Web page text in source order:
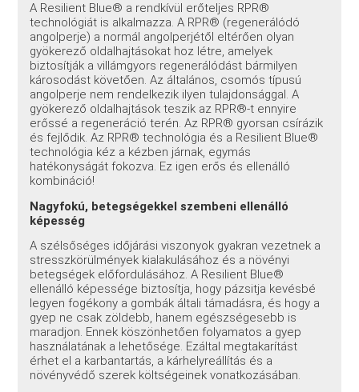
A Resilient Blue® a rendkívül erőteljes RPR®
technológiát is alkalmazza. A RPR® (regenerálódó
angolperje) a normál angolperjétől eltérően olyan
gyökerező oldalhajtásokat hoz létre, amelyek
biztosítják a villámgyors regenerálódást bármilyen
károsodást követően. Az általános, csomós típusú
angolperje nem rendelkezik ilyen tulajdonsággal. A
gyökerező oldalhajtások teszik az RPR®-t ennyire
erőssé a regeneráció terén. Az RPR® gyorsan csírázik
és fejlődik. Az RPR® technológia és a Resilient Blue®
technológia kéz a kézben járnak, egymás
hatékonyságát fokozva. Ez igen erős és ellenálló
kombináció!
Nagyfokú, betegségekkel szembeni ellenálló
képesség
A szélsőséges időjárási viszonyok gyakran vezetnek a
stresszkörülmények kialakulásához és a növényi
betegségek előfordulásához. A Resilient Blue®
ellenálló képessége biztosítja, hogy pázsitja kevésbé
legyen fogékony a gombák általi támadásra, és hogy a
gyep ne csak zöldebb, hanem egészségesebb is
maradjon. Ennek köszönhetően folyamatos a gyep
használatának a lehetősége. Ezáltal megtakarítást
érhet el a karbantartás, a kárhelyreállítás és a
növényvédő szerek költségeinek vonatkozásában.